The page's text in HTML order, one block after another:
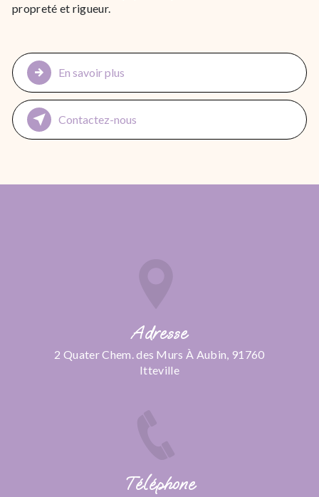
propreté et rigueur.
En savoir plus
Contactez-nous
Adresse
2 Quater Chem. des Murs À Aubin, 91760
Itteville
Téléphone